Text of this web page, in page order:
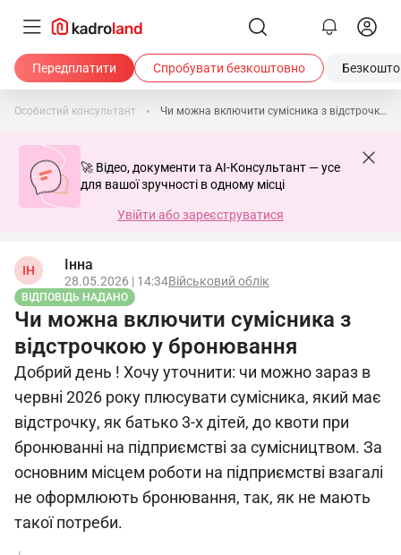
Передплатити Спробувати безкоштовно
Особистий консультант Чи можна включити сумісника з відстрочкою у бронювання
🚀 Відео, документи та AI-Консультант — усе
для вашої зручності в одному місці
Увійти або зареєструватися
IН Iнна
28.05.2026 | 14:34Військовий облік
ВІДПОВІДЬ НАДАНО
Чи можна включити сумісника з
відстрочкою у бронювання
Добрий день ! Хочу уточнити: чи можно зараз в
червні 2026 року плюсувати сумісника, який має
відстрочку, як батько 3-х дітей, до квоти при
бронюванні на підприємстві за сумісництвом. За
основним місцем роботи на підприємстві взагалі
не оформлюють бронювання, так, як не мають
такої потреби.